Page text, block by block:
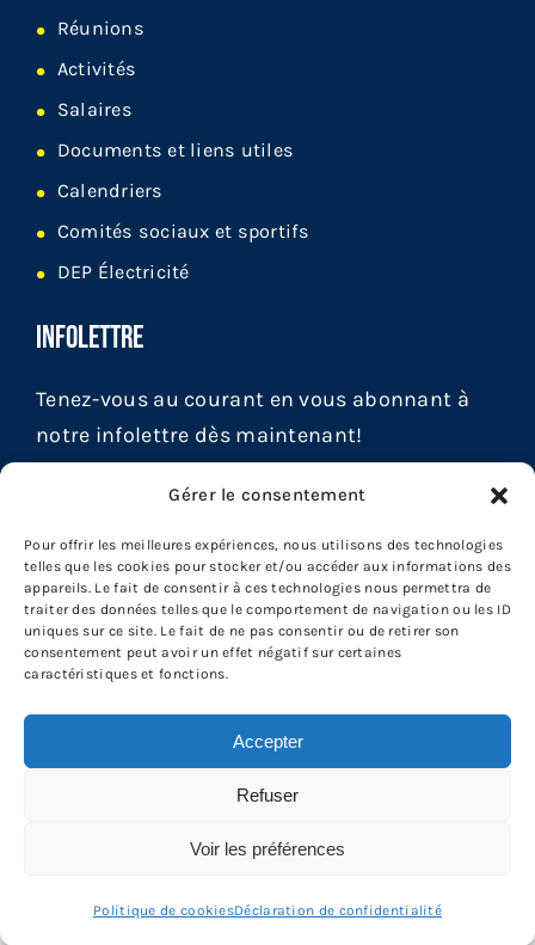
Gérer le consentement
Pour offrir les meilleures expériences, nous utilisons des technologies
telles que les cookies pour stocker et/ou accéder aux informations des
appareils. Le fait de consentir à ces technologies nous permettra de
traiter des données telles que le comportement de navigation ou les ID
uniques sur ce site. Le fait de ne pas consentir ou de retirer son
consentement peut avoir un effet négatif sur certaines
caractéristiques et fonctions.
Accepter
Refuser
Voir les préférences
Politique de cookiesDéclaration de confidentialité
Réunions
Activités
Salaires
Documents et liens utiles
Calendriers
Comités sociaux et sportifs
DEP Électricité
INFOLETTRE
Tenez-vous au courant en vous abonnant à
notre infolettre dès maintenant!
© Fraternité inter-provinciale des ouvriers en électricité
Conception et hébergement Web
confidentialité|Avertissement